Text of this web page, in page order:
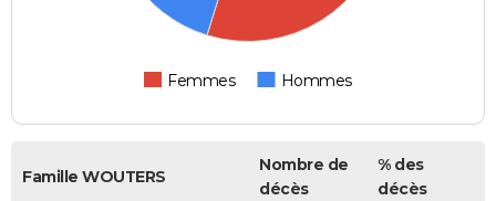
Femmes Hommes
Famille WOUTERS
Nombre de
décès
% des
décès